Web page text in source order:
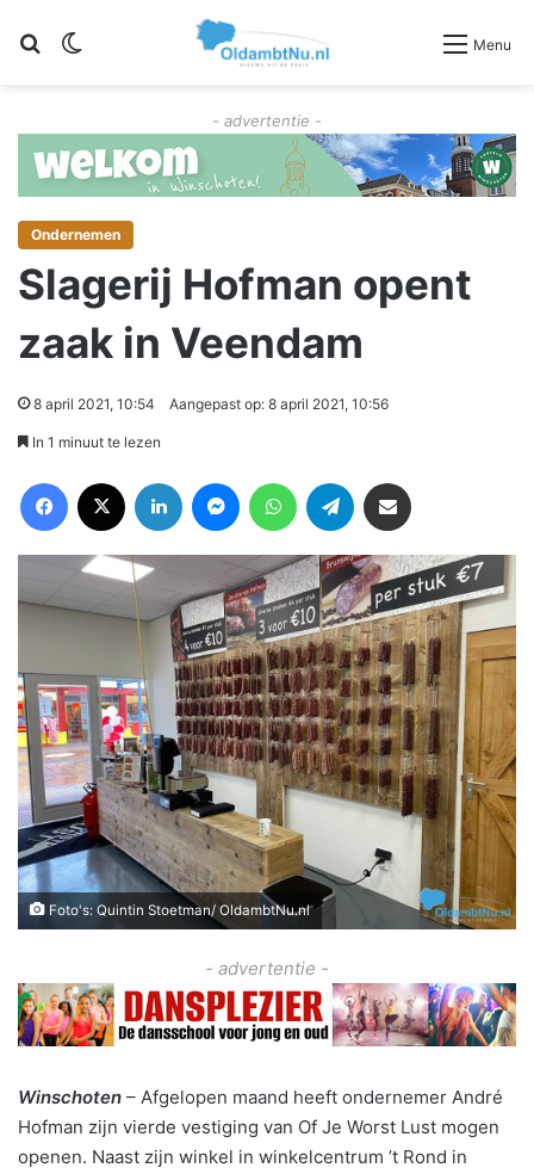
Zoeken Menu
- advertentie -
Ondernemen
Slagerij Hofman opent
zaak in Veendam
8 april 2021, 10:54 Aangepast op: 8 april 2021, 10:56
In 1 minuut te lezen
Foto's: Quintin Stoetman/ OldambtNu.nl
- advertentie -
Winschoten – Afgelopen maand heeft ondernemer André
Hofman zijn vierde vestiging van Of Je Worst Lust mogen
openen. Naast zijn winkel in winkelcentrum ’t Rond in